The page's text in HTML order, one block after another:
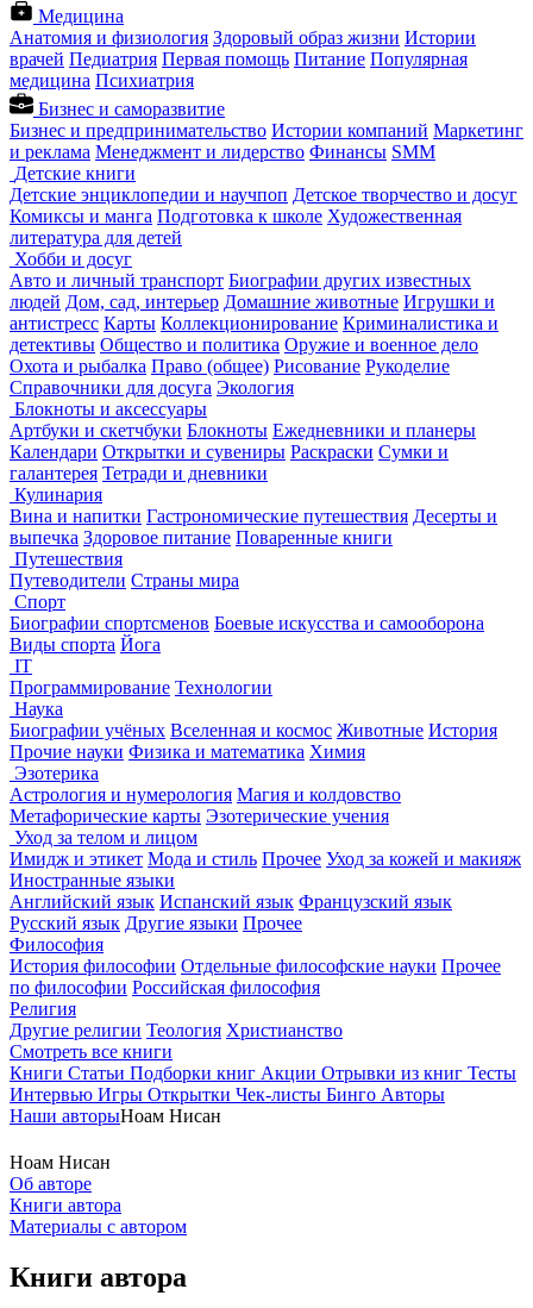
Медицина
Анатомия и физиология Здоровый образ жизни Истории
врачей Педиатрия Первая помощь Питание Популярная
медицина Психиатрия
Бизнес и саморазвитие
Бизнес и предпринимательство Истории компаний Маркетинг
и реклама Менеджмент и лидерство Финансы SMM
Детские книги
Детские энциклопедии и научпоп Детское творчество и досуг
Комиксы и манга Подготовка к школе Художественная
литература для детей
Хобби и досуг
Авто и личный транспорт Биографии других известных
людей Дом, сад, интерьер Домашние животные Игрушки и
антистресс Карты Коллекционирование Криминалистика и
детективы Общество и политика Оружие и военное дело
Охота и рыбалка Право (общее) Рисование Рукоделие
Справочники для досуга Экология
Блокноты и аксессуары
Артбуки и скетчбуки Блокноты Ежедневники и планеры
Календари Открытки и сувениры Раскраски Сумки и
галантерея Тетради и дневники
Кулинария
Вина и напитки Гастрономические путешествия Десерты и
выпечка Здоровое питание Поваренные книги
Путешествия
Путеводители Страны мира
Спорт
Биографии спортсменов Боевые искусства и самооборона
Виды спорта Йога
IT
Программирование Технологии
Наука
Биографии учёных Вселенная и космос Животные История
Прочие науки Физика и математика Химия
Эзотерика
Астрология и нумерология Магия и колдовство
Метафорические карты Эзотерические учения
Уход за телом и лицом
Имидж и этикет Мода и стиль Прочее Уход за кожей и макияж
Иностранные языки
Английский язык Испанский язык Французский язык
Русский язык Другие языки Прочее
Философия
История философии Отдельные философские науки Прочее
по философии Российская философия
Религия
Другие религии Теология Христианство
Смотреть все книги
Книги Статьи Подборки книг Акции Отрывки из книг Тесты
Интервью Игры Открытки Чек-листы Бинго Авторы
Наши авторыНоам Нисан
Ноам Нисан
Об авторе
Книги автора
Материалы с автором
Книги автора